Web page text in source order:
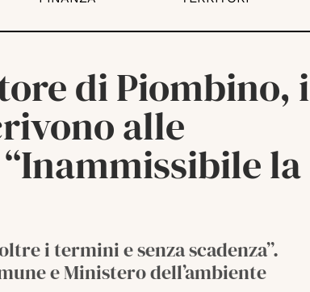
di Piombino, i
alle
la
i termini e senza scadenza”.
e Ministero dell’ambiente